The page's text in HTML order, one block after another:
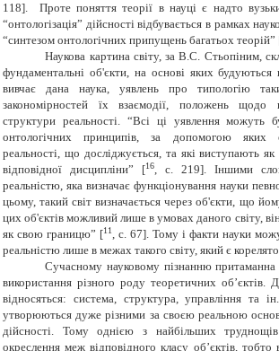
118]. Проте поняття теорії в науці є надто
“онтологізація” дійсності відбувається в рамках
“синтезом онтологічних припущень багатьох теорій”
Наукова картина світу, за В.С. Стьопіним,
фундаментальні об'єкти, на основі яких
вивчає дана наука, уявлень про типологію
закономірностей їх взаємодії, положень щодо
структури реальності. “Всі ці уявлення можуть
онтологічних принципів, за допомогою яких
реальності, що досліджується, та які виступають як
відповідної дисципліни” [16, c. 219]. Іншими
реальністю, яка визначає функціонування науки
цьому, такий світ визначається через об'єкти, що
цих об'єктів можливий лише в умовах даного світу,
як свою границю” [11, c. 67]. Тому і факти науки
реальністю лише в межах такого світу, який є
Сучасному науковому пізнанню притаманна
використання різного роду теоретичних об’єктів.
відносяться: система, структура, управління та
утворюються дуже різними за своєю реальною
дійсності. Тому однією з найбільших
окреслення меж відповідного класу об’єктів, тобто